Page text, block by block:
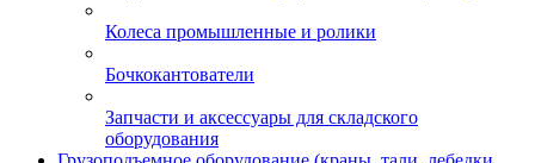
Колеса промышленные и ролики
Бочкокантователи
Запчасти и аксессуары для складского
оборудования